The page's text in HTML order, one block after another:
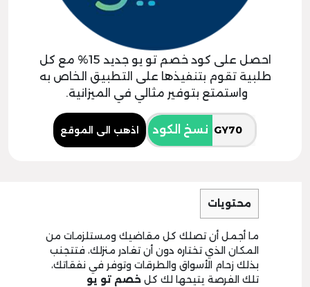
احصل على كود خصم تو يو جديد 15% مع كل
طلبية تقوم بتنفيذها على التطبيق الخاص به
واستمتع بتوفير مثالي في الميزانية.
نسخ الكود اذهب الى الموقع
محتويات
ما أجمل أن تصلك كل مقاضيك ومستلزمات من
المكان الذي تختاره دون أن تغادر منزلك، فتتجنب
بذلك زحام الأسواق والطرقات وتوفر في نفقاتك،
تلك الفرصة يتيحها لك كل خصم تو يو